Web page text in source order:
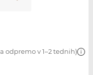
odpremo v 1–2 tednih)